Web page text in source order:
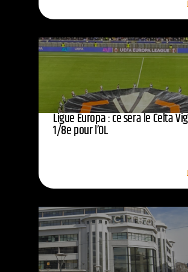
Ligue Europa : ce sera le Celta
1/8e pour l’OL